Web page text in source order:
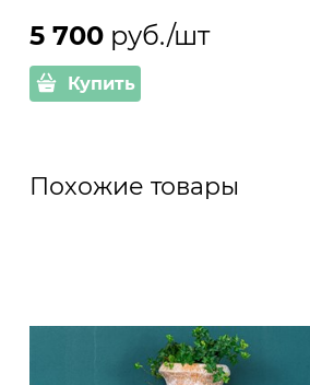
5 700 руб./шт
Купить
Похожие товары